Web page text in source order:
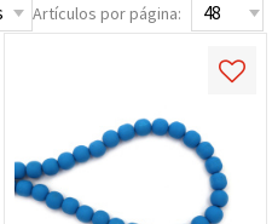
Artículos por página: